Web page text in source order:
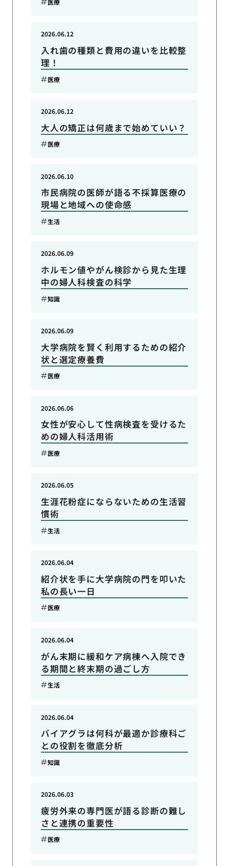
医療
入れ歯の種類と費用の違いを比較整
理！
2026.06.12
医療
大人の矯正は何歳まで始めていい？
2026.06.12
医療
市民病院の医師が語る不採算医療の
現場と地域への使命感
2026.06.10
生活
ホルモン値やがん検診から見た生理
中の婦人科検査の科学
2026.06.09
知識
大学病院を賢く利用するための紹介
状と選定療養費
2026.06.09
医療
女性が安心して性病検査を受けるた
めの婦人科活用術
2026.06.06
医療
生涯花粉症にならないための生活習
慣術
2026.06.05
生活
紹介状を手に大学病院の門を叩いた
私の長い一日
2026.06.04
医療
がん末期に緩和ケア病棟へ入院でき
る期間と終末期の過ごし方
2026.06.04
生活
バイアグラは何科が最適か診療科ご
との役割を徹底分析
2026.06.04
知識
疲労外来の専門医が語る診断の難し
さと連携の重要性
2026.06.03
医療